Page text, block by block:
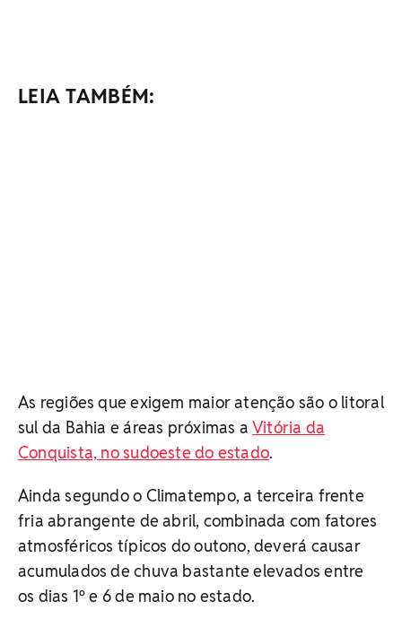
LEIA TAMBÉM:
As regiões que exigem maior atenção são o litoral
sul da Bahia e áreas próximas aVitória da
Conquista, no sudoeste do estado.
Ainda segundo o Climatempo, a terceira frente
fria abrangente de abril, combinada com fatores
atmosféricos típicos do outono, deverá causar
acumulados de chuva bastante elevados entre
os dias 1º e 6 de maio no estado.